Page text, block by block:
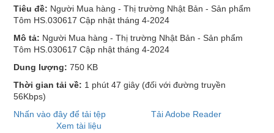
Tiêu đề: Người Mua hàng - Thị trường Nhật Bản - Sản phẩm
Tôm HS.030617 Cập nhật tháng 4-2024
Mô tả: Người Mua hàng - Thị trường Nhật Bản - Sản phẩm
Tôm HS.030617 Cập nhật tháng 4-2024
Dung lượng:750 KB
Thời gian tải về: 1 phút 47 giây (đối với đường truyền
56Kbps)
Nhấn vào đây để tải tệp
Tải Adobe Reader
Xem tài liệu